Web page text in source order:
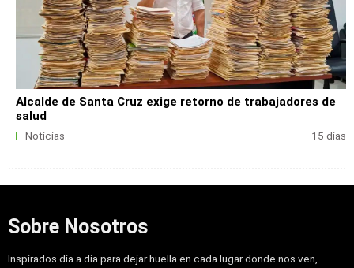
Alcalde de Santa Cruz exige retorno de trabajadores de
salud
Noticias 15 días
Sobre Nosotros
Inspirados día a día para dejar huella en cada lugar donde nos ven,